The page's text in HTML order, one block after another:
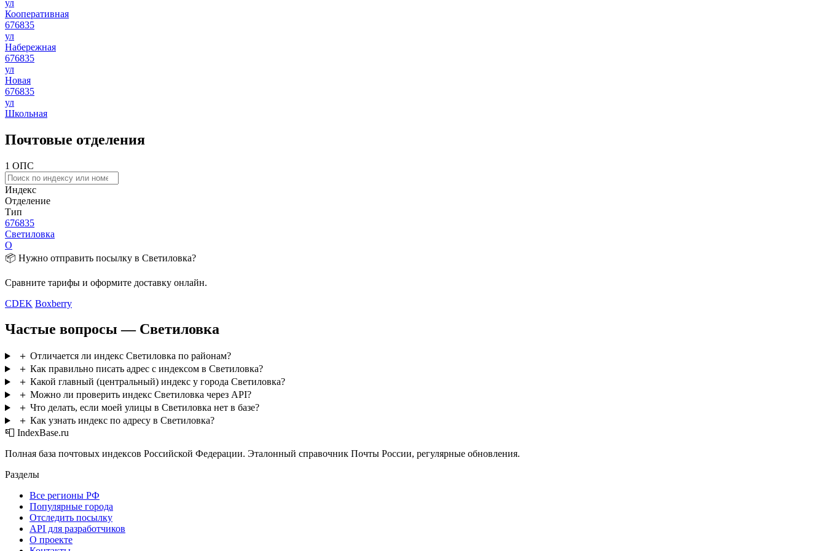
ул
Кооперативная
676835
ул
Набережная
676835
ул
Новая
676835
ул
Школьная
Почтовые отделения
1 ОПС
Индекс
Отделение
Тип
676835
Светиловка
О
📦 Нужно отправить посылку в Светиловка?
Сравните тарифы и оформите доставку онлайн.
CDEK Boxberry
Частые вопросы — Светиловка
＋ Отличается ли индекс Светиловка по районам?
＋ Как правильно писать адрес с индексом в Светиловка?
＋ Какой главный (центральный) индекс у города Светиловка?
＋ Можно ли проверить индекс Светиловка через API?
＋ Что делать, если моей улицы в Светиловка нет в базе?
＋ Как узнать индекс по адресу в Светиловка?
📮 IndexBase.ru
Полная база почтовых индексов Российской Федерации. Эталонный справочник Почты России, регулярные обновления.
Разделы
Все регионы РФ
Популярные города
Отследить посылку
API для разработчиков
О проекте